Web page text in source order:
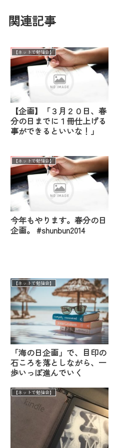
関連記事
【ネットで勉強会】
【企画】「３月２０日、春
分の日までに１冊仕上げる
事ができるといいな！」
【ネットで勉強会】
今年もやります。春分の日
企画。 #shunbun2014
【ネットで勉強会】
「海の日企画」で、目印の
石ころを落としながら、一
歩いっぽ進んでいく
【ネットで勉強会】